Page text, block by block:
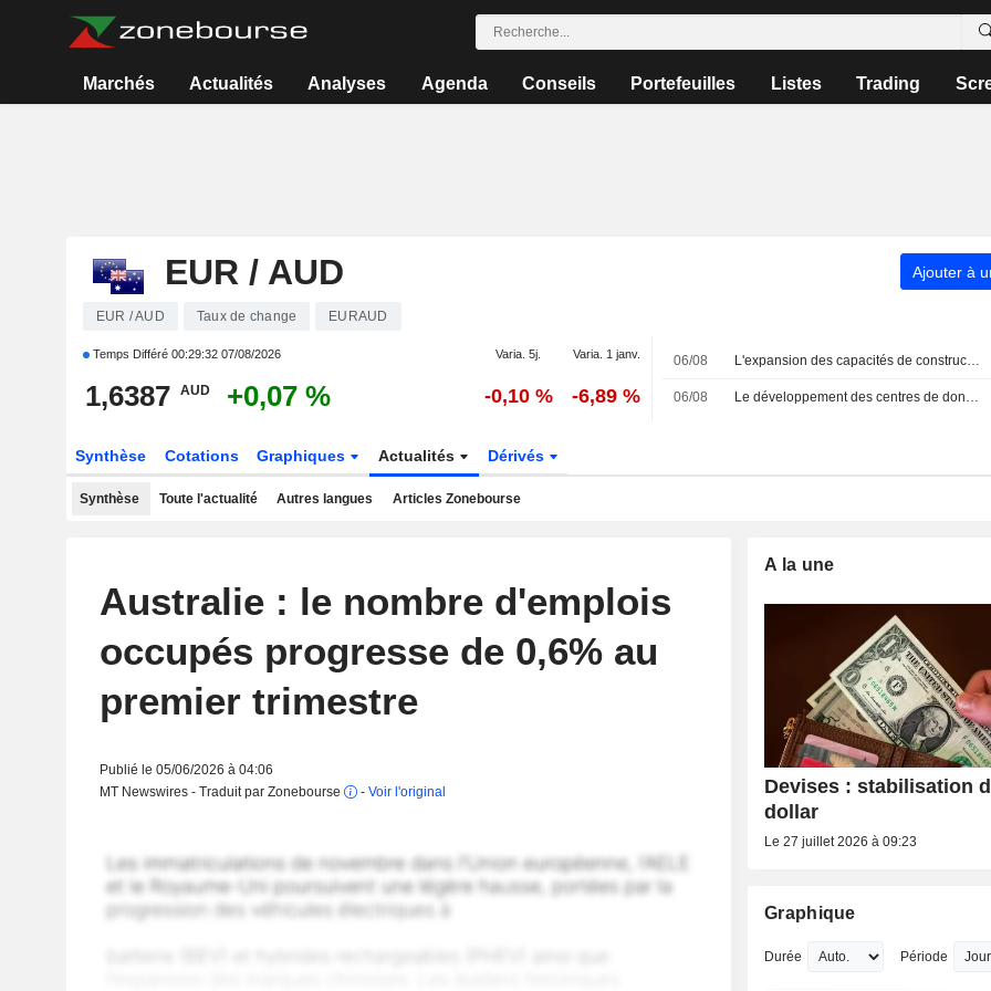
Marchés Actualités Analyses Agenda Conseils Portefeuilles Listes Trading
EUR / AUD Ajouter à
EUR / AUD Taux de change EURAUD
Temps Différé 00:29:32 07/08/2026 Varia. 5j. Varia. 1 janv.
1,6387 AUD +0,07 % -0,10 % -6,89 %
06/08 L'expansion des capacités de construction devient cruciale pour l'économie australienne, selon ANZ
06/08 Le développement des centres de données en Australie pourrait atteindre 150 milliards de dollars australiens d'ici 2030 et devenir le principal moteur de l'investissement des entreprises, selon la CommBank
Synthèse Cotations Graphiques Actualités Dérivés
Synthèse Toute l'actualité Autres langues Articles Zonebourse
Australie : le nombre d'emplois
occupés progresse de 0,6% au
premier trimestre
Publié le 05/06/2026 à 04:06
MT Newswires - Traduit par Zonebourse
- Voir l'original
A la une
Devises : stabilisation
dollar
Le 27 juillet 2026 à 09:23
Graphique
Durée Période